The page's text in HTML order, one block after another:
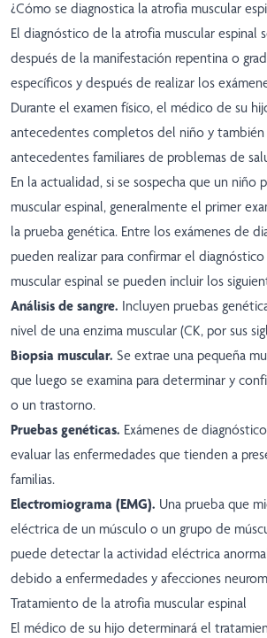
¿Cómo se diagnostica la atrofia muscular
El diagnóstico de la atrofia muscular espinal
después de la manifestación repentina o
específicos y después de realizar los
Durante el examen físico, el médico de su
antecedentes completos del niño y también
antecedentes familiares de problemas de
En la actualidad, si se sospecha que un niño
muscular espinal, generalmente el primer
la prueba genética. Entre los exámenes de
pueden realizar para confirmar el
muscular espinal se pueden incluir los
Análisis de sangre. Incluyen pruebas
nivel de una enzima muscular (CK, por sus
Biopsia muscular. Se extrae una pequeña
que luego se examina para determinar y
o un trastorno.
Pruebas genéticas. Exámenes de
evaluar las enfermedades que tienden a
familias.
Electromiograma (EMG). Una prueba que
eléctrica de un músculo o un grupo de
puede detectar la actividad eléctrica
debido a enfermedades y afecciones
Tratamiento de la atrofia muscular espinal
El médico de su hijo determinará el